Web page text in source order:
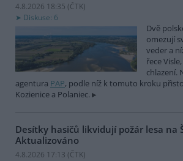
4.8.2026 18:35 (ČTK)
Diskuse: 6
Dvě
omezují
veder a
řece
chlazení.
agentura PAP, podle níž k tomuto kroku
Kozienice a Polaniec.
Desítky hasičů likvidují požár lesa na
Aktualizováno
4.8.2026 17:13 (ČTK)